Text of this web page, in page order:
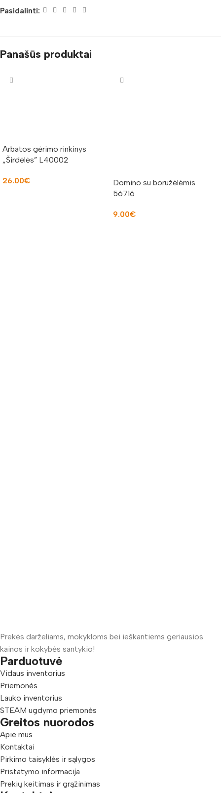
Pasidalinti:
Panašūs produktai
Arbatos gėrimo rinkinys
„Širdėlės” L40002
26.00€
Domino su boružėlėmis
56716
9.00€
Prekės darželiams, mokykloms bei ieškantiems geriausios
kainos ir kokybės santykio!
Parduotuvė
Vidaus inventorius
Priemonės
Lauko inventorius
STEAM ugdymo priemonės
Greitos nuorodos
Apie mus
Kontaktai
Pirkimo taisyklės ir sąlygos
Pristatymo informacija
Prekių keitimas ir grąžinimas